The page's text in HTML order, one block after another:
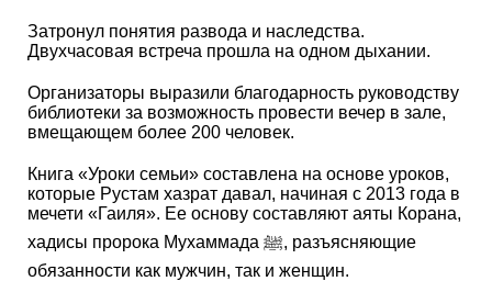
Затронул понятия развода и наследства.
Двухчасовая встреча прошла на одном дыхании.
Организаторы выразили благодарность руководству
библиотеки за возможность провести вечер в зале,
вмещающем более 200 человек.
Книга «Уроки семьи» составлена на основе уроков,
которые Рустам хазрат давал, начиная с 2013 года в
мечети «Гаиля». Ее основу составляют аяты Корана,
хадисы пророка Мухаммада ﷺ, разъясняющие
обязанности как мужчин, так и женщин.